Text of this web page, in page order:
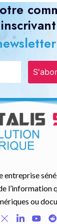
entreprise
l’information
ou